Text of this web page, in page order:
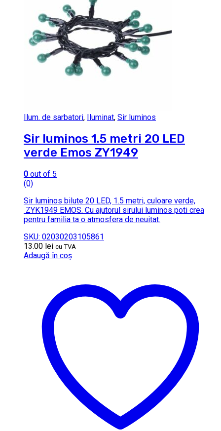
Ilum. de sarbatori, Iluminat, Sir luminos
Sir luminos 1.5 metri 20 LED
verde Emos ZY1949
0 out of 5
(0)
Sir luminos bilute 20 LED, 1.5 metri, culoare verde,
ZYK1949 EMOS. Cu ajutorul sirului luminos poti crea
pentru familia ta o atmosfera de neuitat.
SKU: 02030203105861
13.00 lei cu TVA
Adaugă în coș